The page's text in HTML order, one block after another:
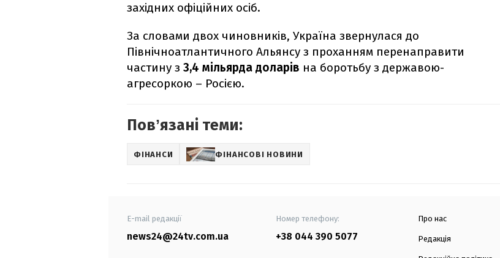
західних офіційних осіб.
За словами двох чиновників, Україна звернулася до
Північноатлантичного Альянсу з проханням перенаправити
частину з 3,4 мільярда доларів на боротьбу з державою-
агресоркою – Росією.
Повʼязані теми:
ФІНАНСИ ФІНАНСОВІ НОВИНИ
E-mail редакції
news24@24tv.com.ua
Номер телефону:
+38 044 390 5077
Про нас
Редакція